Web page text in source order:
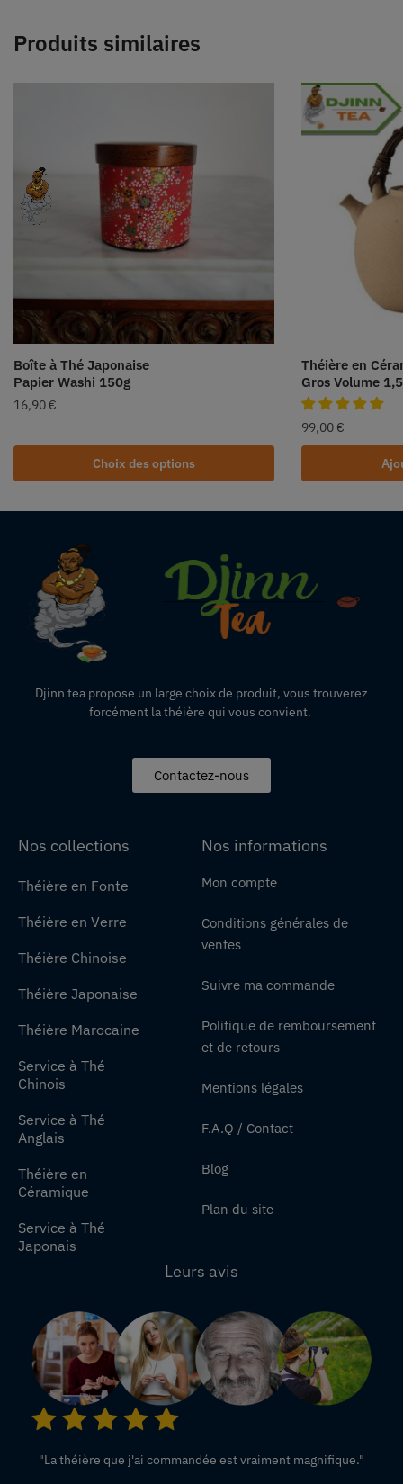
Produits similaires
Boîte à Thé Japonaise
Papier Washi 150g
16,90 €
Choix des options
Théière en
Gros Volume
99,00 €
Djinn tea propose un large choix de produit, vous trouverez
forcément la théière qui vous convient.
Contactez-nous
Nos collections
Théière en Fonte
Théière en Verre
Théière Chinoise
Théière Japonaise
Théière Marocaine
Service à Thé
Chinois
Service à Thé
Anglais
Théière en
Céramique
Service à Thé
Japonais
Nos informations
Mon compte
Conditions générales de
ventes
Suivre ma commande
Politique de remboursement
et de retours
Mentions légales
F.A.Q / Contact
Blog
Plan du site
Leurs avis
"La théière que j'ai commandée est vraiment magnifique."